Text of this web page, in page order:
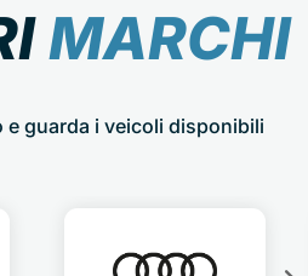
MARCHI
guarda i veicoli disponibili